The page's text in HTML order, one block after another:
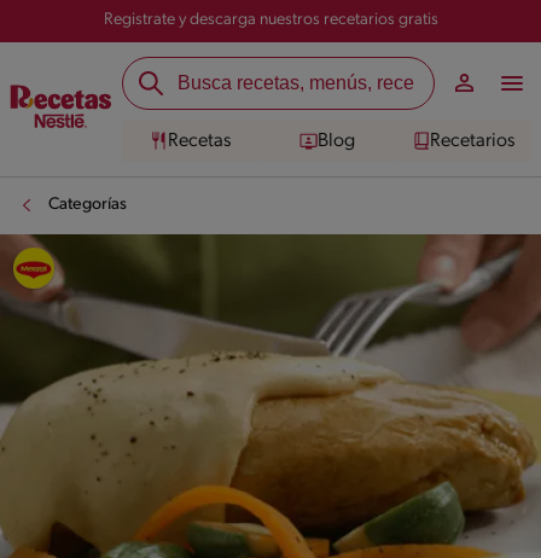
Registrate y descarga nuestros recetarios gratis
Recetas Blog Recetarios
Categorías